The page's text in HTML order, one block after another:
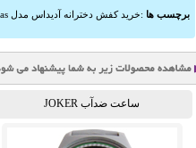
برچسب ها :خرید کفش دخترانه آدیداس مدل Calabasas
ساعت ضدآب JOKER